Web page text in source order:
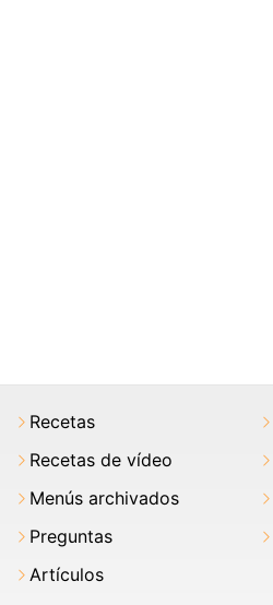
Recetas
Recetas de vídeo
Menús archivados
Preguntas
Artículos